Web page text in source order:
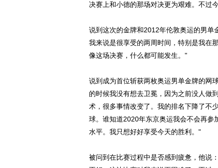
决赛上和小德的那场对决更为艰难。不过
说到这次的金牌和2012年伦敦奥运的男
我来说是很享受的两周时间，特别是我在
像这场决赛，什么都可能发生。"
说到成为首位斩获两枚奥运男单金牌的网
的时候我没有想去卫冕，因为之前没人做
术，很多事情改变了。我的排名下降了不
球。谁知道2020年东京奥运我会不会再
水平。我只想好好享受今天的胜利。"
被问到在比赛过程中是否感到疲惫，他说